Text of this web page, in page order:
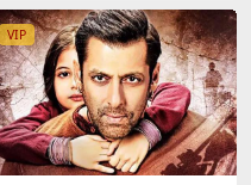
（含解压密码）】
VIP